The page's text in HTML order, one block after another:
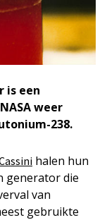
is een
weer
238.
halen hun
generator die
van
gebruikte